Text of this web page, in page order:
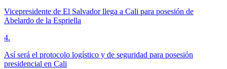
Vicepresidente de El Salvador llega a Cali para posesión de
Abelardo de la Espriella
4.
Así será el protocolo logístico y de seguridad para posesión
presidencial en Cali